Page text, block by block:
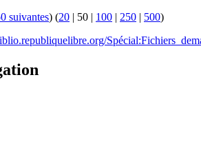
suivantes) (20 | 50 | 100 | 250 | 500)